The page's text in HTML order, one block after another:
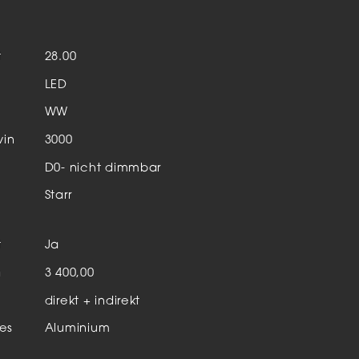
28.00
LED
WW
3000
D0- nicht dimmbar
Starr
Ja
3 400,00
direkt + indirekt
Aluminium